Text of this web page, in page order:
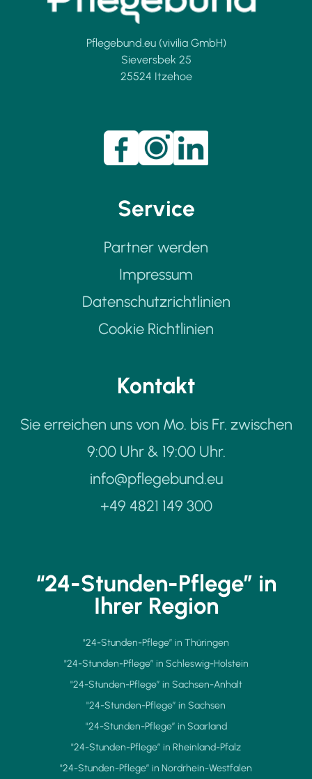
Pflegebund.eu (vivilia GmbH)
Sieversbek 25
25524 Itzehoe
Kontakt
Sie erreichen uns von Mo. bis Fr. zwischen
9:00 Uhr & 19:00 Uhr.
info@pflegebund.eu
+49 4821 149 300
Service
Partner werden
Impressum
Datenschutzrichtlinien
Cookie Richtlinien
“24-Stunden-Pflege” in
Ihrer Region
"24-Stunden-Pflege” in Thüringen
"24-Stunden-Pflege” in Schleswig-Holstein
"24-Stunden-Pflege” in Sachsen-Anhalt
"24-Stunden-Pflege” in Sachsen
"24-Stunden-Pflege” in Saarland
"24-Stunden-Pflege” in Rheinland-Pfalz
"24-Stunden-Pflege” in Nordrhein-Westfalen